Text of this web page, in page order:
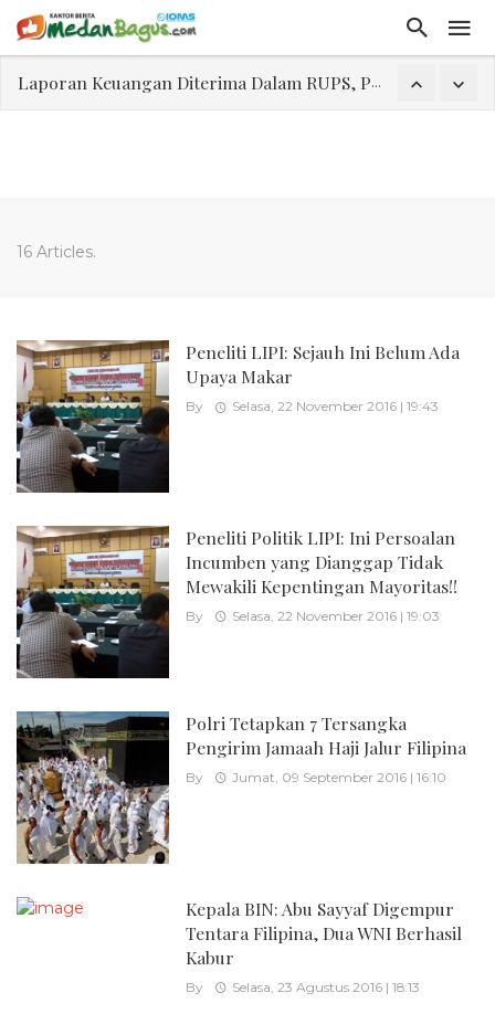
Laporan Keuangan Diterima Dalam RUPS, Pelaporan Hingga Penahanan Mantan Direktur PT GKS Dinilai Rancu
16 Articles.
Peneliti LIPI: Sejauh Ini Belum Ada
Upaya Makar
By Selasa, 22 November 2016 | 19:43
Peneliti Politik LIPI: Ini Persoalan
Incumben yang Dianggap Tidak
Mewakili Kepentingan Mayoritas!!
By Selasa, 22 November 2016 | 19:03
Polri Tetapkan 7 Tersangka
Pengirim Jamaah Haji Jalur Filipina
By Jumat, 09 September 2016 | 16:10
Kepala BIN: Abu Sayyaf Digempur
Tentara Filipina, Dua WNI Berhasil
Kabur
By Selasa, 23 Agustus 2016 | 18:13